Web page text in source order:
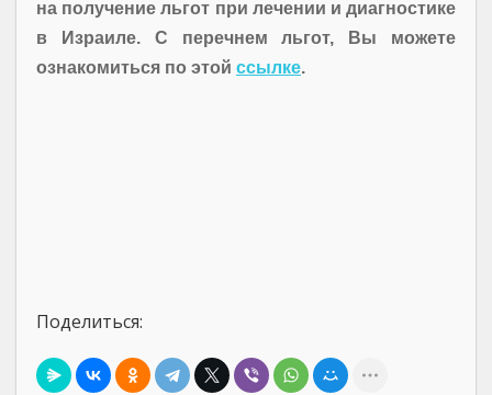
на получение льгот при лечении и диагностике
в Израиле. С перечнем льгот, Вы можете
ознакомиться по этой ссылке.
Поделиться: